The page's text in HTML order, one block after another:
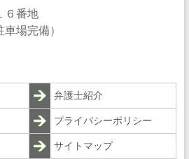
６番地
場完備）
弁護士紹介
プライバシーポリシー
サイトマップ